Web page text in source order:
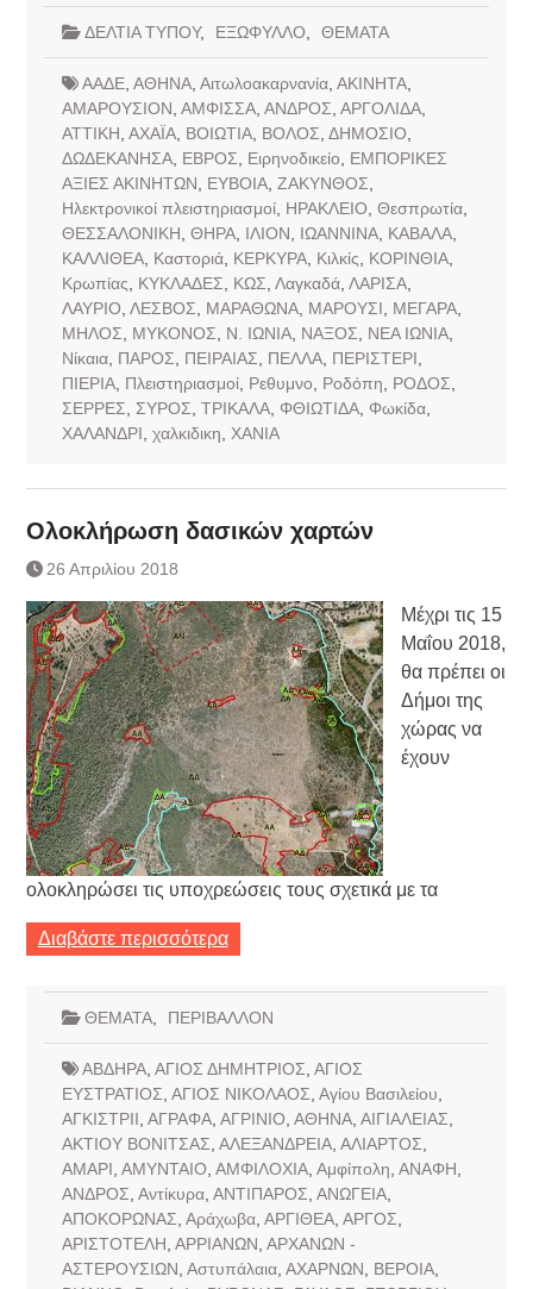
ΔΕΛΤΙΑ ΤΥΠΟΥ, ΕΞΩΦΥΛΛΟ ΘΕΜΑΤΑ
ΑΑΔΕ, ΑΘΗΝΑ, Αιτωλοακαρνανία, ΑΚΙΝΗΤΑ,
ΑΜΑΡΟΥΣΙΟΝ ΑΜΦΙΣΣΑ, ΑΝΔΡΟΣ ΑΡΓΟΛΙΔΑ,
ΑΤΤΙΚΗ ΑΧΑΪΑ, ΒΟΙΩΤΙΑ, ΒΟΛΟΣ ΔΗΜΟΣΙΟ
ΔΩΔΕΚΑΝΗΣΑ, ΕΒΡΟΣ Ειρηνοδικείο
ΕΜΠΟΡΙΚΕΣ
ΑΞΙΕΣ ΑΚΙΝΗΤΩΝ
ΕΥΒΟΙΑ, ΖΑΚΥΝΘΟΣ
Ηλεκτρονικοί πλειστηριασμοί, ΗΡΑΚΛΕΙΟ Θεσπρωτία,
ΘΕΣΣΑΛΟΝΙΚΗ ΘΗΡΑ, ΙΛΙΟΝ ΙΩΑΝΝΙΝΑ, ΚΑΒΑΛΑ,
ΚΑΛΛΙΘΕΑ, Καστοριά, ΚΕΡΚΥΡΑ, Κιλκίς ΚΟΡΙΝΘΙΑ,
Κρωπίας
ΚΥΚΛΑΔΕΣ ΚΩΣ Λαγκαδά, ΛΑΡΙΣΑ,
ΛΑΥΡΙΟ ΛΕΣΒΟΣ ΜΑΡΑΘΩΝΑ, ΜΑΡΟΥΣΙ ΜΕΓΑΡΑ,
ΜΗΛΟΣ
ΜΥΚΟΝΟΣ Ν. ΙΩΝΙΑ, ΝΑΞΟΣ ΝΕΑ ΙΩΝΙΑ,
Νίκαια, ΠΑΡΟΣ ΠΕΙΡΑΙΑΣ ΠΕΛΛΑ, ΠΕΡΙΣΤΕΡΙ
ΠΙΕΡΙΑ, Πλειστηριασμοί, Ρεθυμνο Ροδόπη ΡΟΔΟΣ
ΣΕΡΡΕΣ
ΣΥΡΟΣ ΤΡΙΚΑΛΑ, ΦΘΙΩΤΙΔΑ, Φωκίδα,
ΧΑΛΑΝΔΡΙ χαλκιδικη ΧΑΝΙΑ
Ολοκλήρωση δασικών χαρτών
26 Απριλίου 2018
Μέχρι τις 15
Μαΐου 2018,
θα πρέπει οι
Δήμοι της
χώρας να
έχουν
ολοκληρώσει τις υποχρεώσεις τους σχετικά με τα
Διαβάστε περισσότερα
ΘΕΜΑΤΑ, ΠΕΡΙΒΑΛΛΟΝ
ΑΒΔΗΡΑ, ΑΓΙΟΣ ΔΗΜΗΤΡΙΟΣ ΑΓΙΟΣ
ΕΥΣΤΡΑΤΙΟΣ ΑΓΙΟΣ ΝΙΚΟΛΑΟΣ Αγίου Βασιλείου
ΑΓΚΙΣΤΡΙΙ ΑΓΡΑΦΑ, ΑΓΡΙΝΙΟ ΑΘΗΝΑ, ΑΙΓΙΑΛΕΙΑΣ
ΑΚΤΙΟΥ ΒΟΝΙΤΣΑΣ ΑΛΕΞΑΝΔΡΕΙΑ, ΑΛΙΑΡΤΟΣ
ΑΜΑΡΙ ΑΜΥΝΤΑΙΟ ΑΜΦΙΛΟΧΙΑ, Αμφίπολη ΑΝΑΦΗ
ΑΝΔΡΟΣ Αντίκυρα, ΑΝΤΙΠΑΡΟΣ ΑΝΩΓΕΙΑ,
ΑΠΟΚΟΡΩΝΑΣ Αράχωβα, ΑΡΓΙΘΕΑ, ΑΡΓΟΣ
ΑΡΙΣΤΟΤΕΛΗ ΑΡΡΙΑΝΩΝ ΑΡΧΑΝΩΝ -
ΑΣΤΕΡΟΥΣΙΩΝ Αστυπάλαια, ΑΧΑΡΝΩΝ ΒΕΡΟΙΑ,